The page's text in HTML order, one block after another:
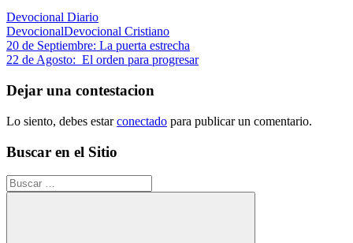
Devocional Diario
DevocionalDevocional Cristiano
Navegación
de
entradas
Entrada
anterior:
20 de Septiembre: La puerta estrecha
Siguiente
22 de Agosto: El orden para progresar
Dejar una contestacion
Lo siento, debes estarconectado para publicar un comentario.
Buscar en el Sitio
Buscar: